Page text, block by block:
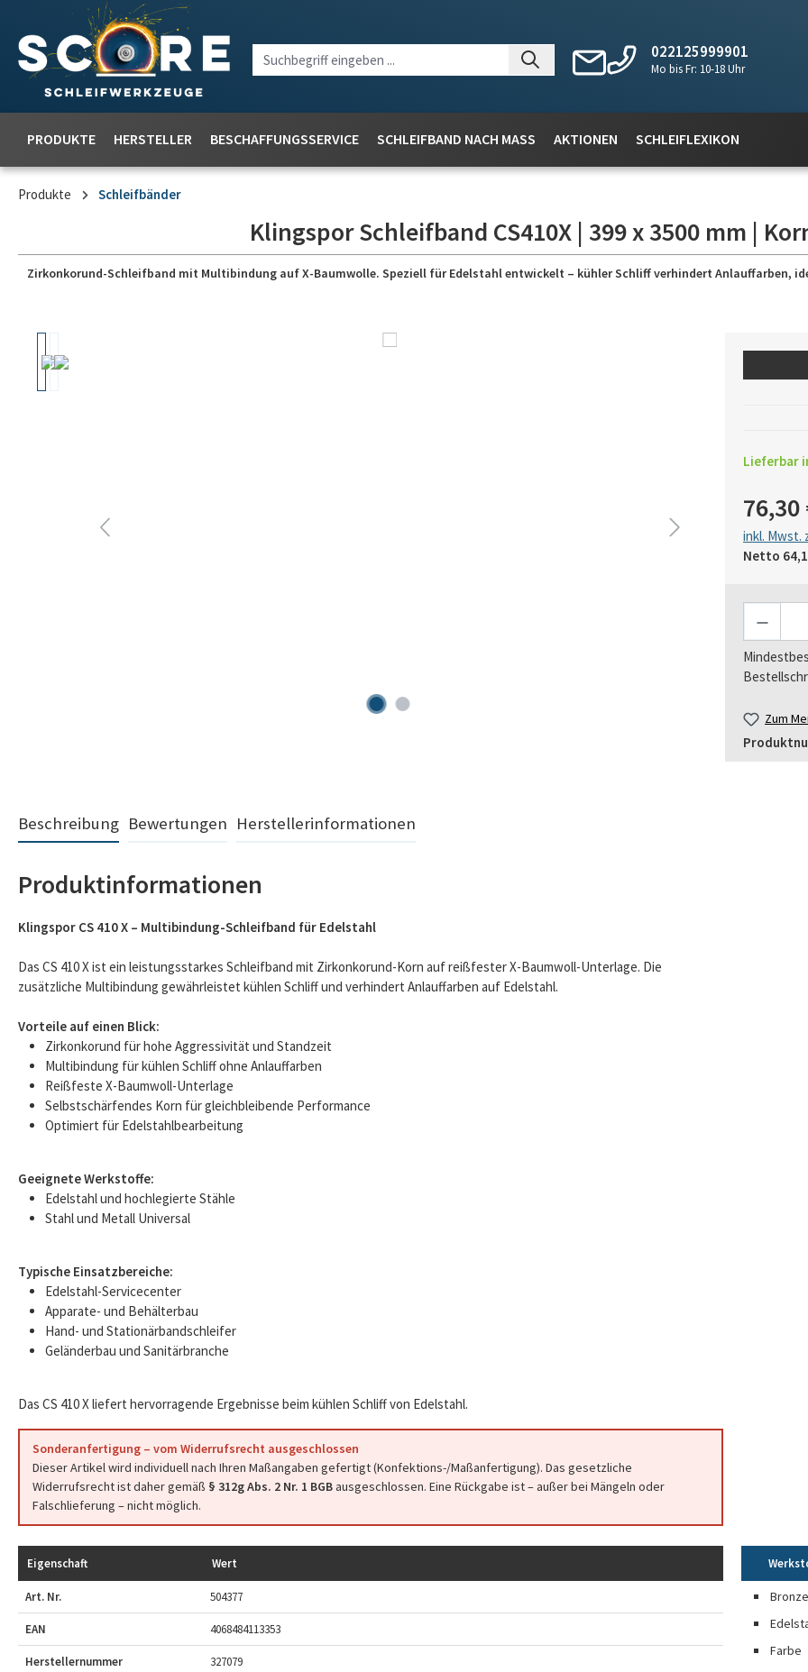
022125999901
Mo bis Fr: 10-18 Uhr
PRODUKTE HERSTELLER BESCHAFFUNGSSERVICE SCHLEIFBAND NACH MASS AKTIONEN SCHLEIFLEXIKON
Produkte Schleifbänder
Klingspor Schleifband CS410X | 399 x 3500 mm |
Zirkonkorund-Schleifband mit Multibindung auf X-Baumwolle. Speziell für Edelstahl entwickelt – kühler Schliff verhindert Anlauffarben,
Lieferbar
76,30
inkl. Mwst.
Netto
Zum
Beschreibung Bewertungen Herstellerinformationen
Produktinformationen
Klingspor CS 410 X – Multibindung-Schleifband für Edelstahl
Das CS 410 X ist ein leistungsstarkes Schleifband mit Zirkonkorund-Korn auf reißfester X-Baumwoll-Unterlage. Die
zusätzliche Multibindung gewährleistet kühlen Schliff und verhindert Anlauffarben auf Edelstahl.
Vorteile auf einen Blick:
Zirkonkorund für hohe Aggressivität und Standzeit
Multibindung für kühlen Schliff ohne Anlauffarben
Reißfeste X-Baumwoll-Unterlage
Selbstschärfendes Korn für gleichbleibende Performance
Optimiert für Edelstahlbearbeitung
Geeignete Werkstoffe:
Edelstahl und hochlegierte Stähle
Stahl und Metall Universal
Typische Einsatzbereiche:
Edelstahl-Servicecenter
Apparate- und Behälterbau
Hand- und Stationärbandschleifer
Geländerbau und Sanitärbranche
Das CS 410 X liefert hervorragende Ergebnisse beim kühlen Schliff von Edelstahl.
Sonderanfertigung – vom Widerrufsrecht ausgeschlossen
Dieser Artikel wird individuell nach Ihren Maßangaben gefertigt (Konfektions-/Maßanfertigung). Das gesetzliche
Widerrufsrecht ist daher gemäß § 312g Abs. 2 Nr. 1 BGBausgeschlossen. Eine Rückgabe ist – außer bei Mängeln oder
Falschlieferung – nicht möglich.
Eigenschaft Wert
Art. Nr. 504377
EAN 4068484113353
Herstellernummer 327079
Bronze
Farbe